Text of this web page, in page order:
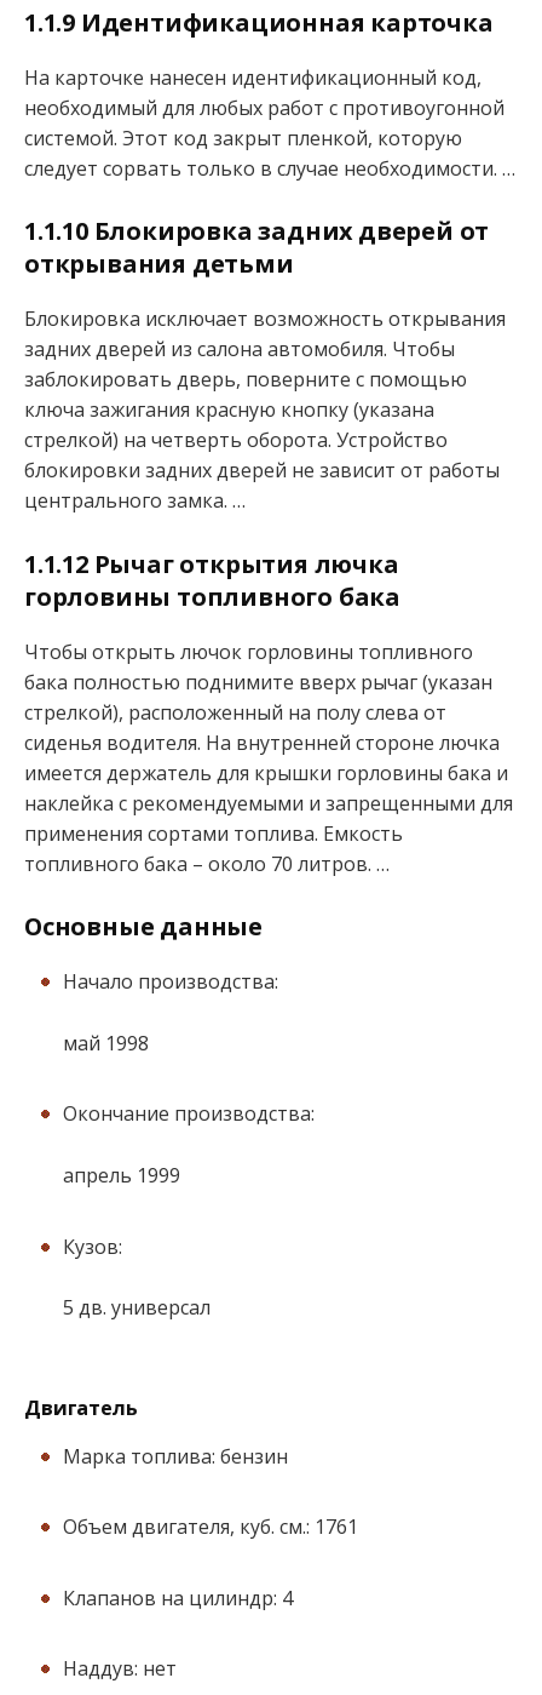
1.1.9 Идентификационная карточка
На карточке нанесен идентификационный код,
необходимый для любых работ с противоугонной
системой. Этот код закрыт пленкой, которую
следует сорвать только в случае необходимости. …
1.1.10 Блокировка задних дверей от
открывания детьми
Блокировка исключает возможность открывания
задних дверей из салона автомобиля. Чтобы
заблокировать дверь, поверните с помощью
ключа зажигания красную кнопку (указана
стрелкой) на четверть оборота. Устройство
блокировки задних дверей не зависит от работы
центрального замка. …
1.1.12 Рычаг открытия лючка
горловины топливного бака
Чтобы открыть лючок горловины топливного
бака полностью поднимите вверх рычаг (указан
стрелкой), расположенный на полу слева от
сиденья водителя. На внутренней стороне лючка
имеется держатель для крышки горловины бака и
наклейка с рекомендуемыми и запрещенными для
применения сортами топлива. Емкость
топливного бака – около 70 литров. …
Основные данные
Начало производства:
май 1998
Окончание производства:
апрель 1999
Кузов:
5 дв. универсал
Двигатель
Марка топлива: бензин
Объем двигателя, куб. см.: 1761
Клапанов на цилиндр: 4
Наддув: нет